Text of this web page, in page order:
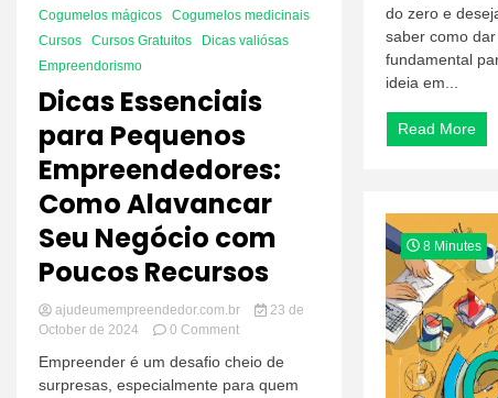
Cogumelos mágicos
Cogumelos medicinais
Cursos
Cursos Gratuitos
Dicas valiósas
Empreendorismo
Dicas Essenciais
para Pequenos
Empreendedores:
Como Alavancar
Seu Negócio com
Poucos Recursos
ajudeumempreendedor.com.br
23 de
October de 2024
0 Commenton
Essenciais
para
Empreender é um desafio cheio de
surpresas, especialmente para quem
do zero e
saber como
fundamental
ideia em...
Read More
8 Minutes